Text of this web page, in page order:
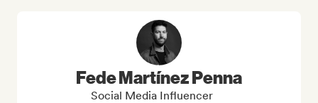
Fede Martínez Penna
Social Media Influencer